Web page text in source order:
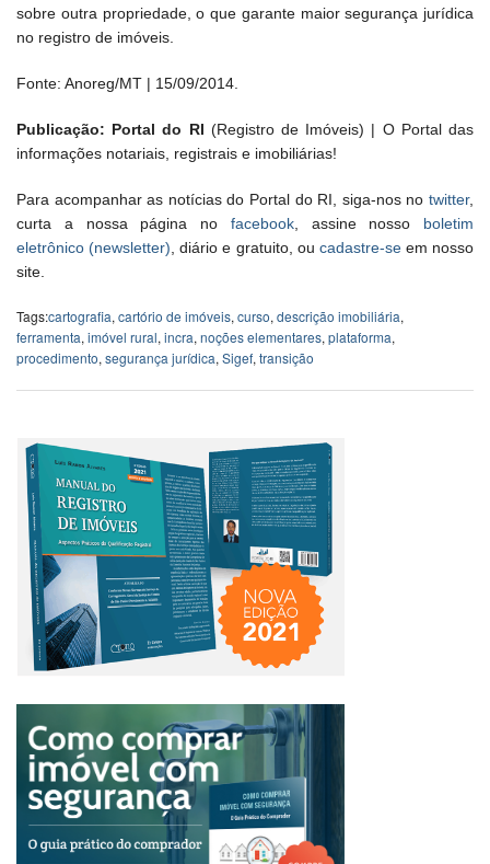
sobre outra propriedade, o que garante maior segurança jurídica
no registro de imóveis.
Fonte: Anoreg/MT | 15/09/2014.
Publicação: Portal do RI (Registro de Imóveis) | O Portal das
informações notariais, registrais e imobiliárias!
Para acompanhar as notícias do Portal do RI, siga-nos no twitter,
curta a nossa página no facebook, assine nosso boletim
eletrônico (newsletter) , diário e gratuito, ou cadastre-seem nosso
site.
Tags:cartografia, cartório de imóveis, curso, descrição imobiliária,
ferramenta, imóvel rural, incra, noções elementares, plataforma,
procedimento, segurança jurídica, Sigef, transição